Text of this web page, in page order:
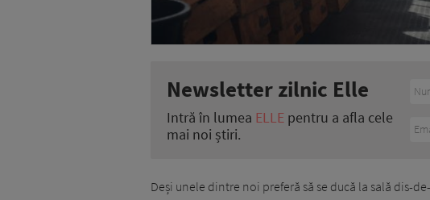
Newsletter zilnic Elle
Intră în lumea ELLE pentru a afla cele
mai noi știri.
Deși unele dintre noi preferă să se ducă la sală dis-